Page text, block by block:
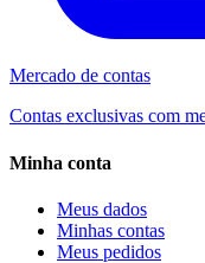
Mercado de contas
Contas exclusivas com
Minha conta
Meus dados
Minhas contas
Meus pedidos